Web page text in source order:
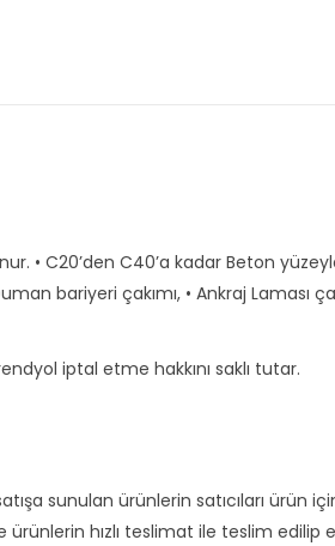
• C20’den C40’a kadar Beton
bariyeri çakımı, • Ankraj Laması
iptal etme hakkını saklı tutar.
sunulan ürünlerin satıcıları ürün
hızlı teslimat ile teslim